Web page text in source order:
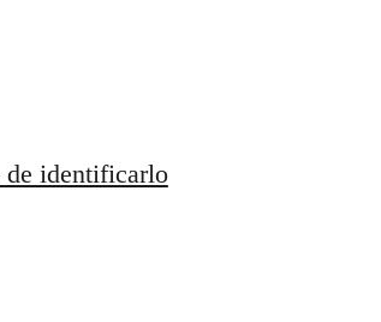
de identificarlo